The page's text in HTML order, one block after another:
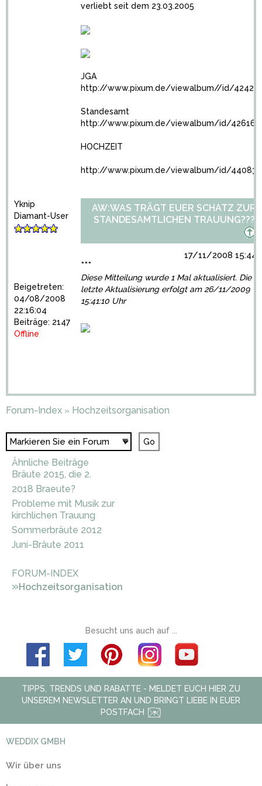
verliebt seit dem 23.03.2005
JGA
http://www.pixum.de/viewalbum//id/
Standesamt
http://www.pixum.de/viewalbum/id/
HOCHZEIT
http://www.pixum.de/viewalbum/id/
Yknip
Diamant-User
Beigetreten:
04/08/2008
22:16:04
Beiträge: 2147
Offline
AW:WAS TRÄGT EUER SCHATZ ZUR
STANDESAMTLICHEN TRAUUNG???
17/11/2008
***
Diese Mitteilung wurde 1 Mal aktualisiert. Die
letzte Aktualisierung erfolgt am 26/11/2009
15:41:10 Uhr
Forum-Index » Hochzeitsorganisation
Ähnliche Beiträge
Bräute 2015, die 2.
2018 Braeute?
Probleme mit Musik zur
kirchlichen Trauung
Sommerbräute 2012
Juni-Bräute 2011
FORUM-INDEX
»Hochzeitsorganisation
Besucht uns auch auf ...
TIPPS, TRENDS UND RABATTE - MELDET EUCH HIER ZU
UNSEREM NEWSLETTER AN UND BRINGT LIEBE IN EUER
POSTFACH
WEDDIX GMBH
Wir über uns